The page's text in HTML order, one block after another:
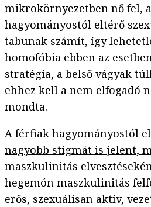
mikrokörnyezetben nő fel,
hagyományostól eltérő
tabunak számít, így
homofóbia ebben az
stratégia, a belső vágyak
ehhez kell a nem elfogadó
mondta.
A férfiak hagyományostól
nagyobb stigmát is jelent,
maszkulinitás
hegemón maszkulinitás
erős, szexuálisan aktív,